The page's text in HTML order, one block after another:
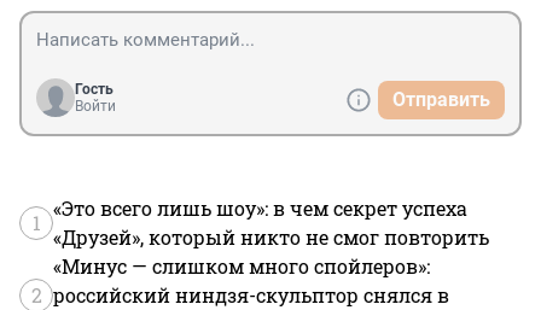
Гость
Войти
Отправить
1
«Это всего лишь шоу»: в чем секрет успеха
«Друзей», который никто не смог повторить
2
«Минус — слишком много спойлеров»:
российский ниндзя-скульптор снялся в